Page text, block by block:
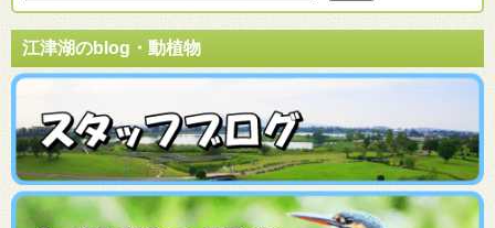
江津湖のblog・動植物